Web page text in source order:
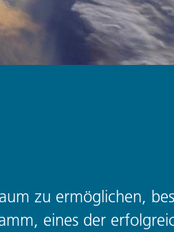
zu ermöglichen,
eines der